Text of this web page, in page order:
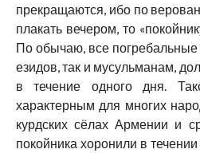
прекращаются, ибо по
плакать вечером, то
По обычаю, все погребальные
езидов, так и мусульманам,
в течение одного дня.
характерным для многих
курдских сёлах Армении и
покойника хоронили в